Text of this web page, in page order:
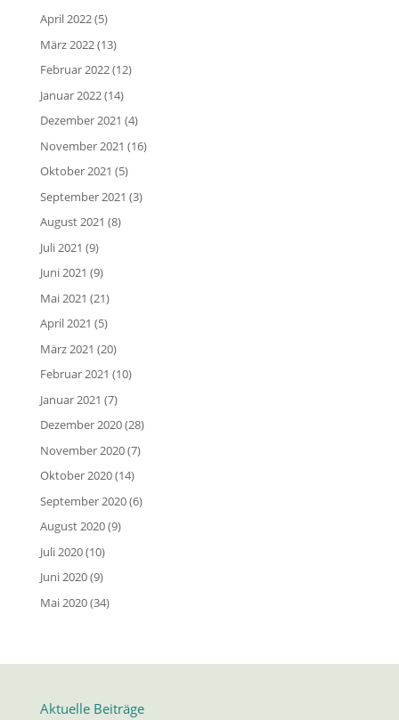
April 2022(5)
März 2022(13)
Februar 2022(12)
Januar 2022(14)
Dezember 2021 (4)
November 2021 (16)
Oktober 2021 (5)
September 2021 (3)
August 2021 (8)
Juli 2021 (9)
Juni 2021 (9)
Mai 2021 (21)
April 2021 (5)
März 2021 (20)
Februar 2021 (10)
Januar 2021 (7)
Dezember 2020(28)
November 2020(7)
Oktober 2020(14)
September 2020(6)
August 2020(9)
Juli 2020(10)
Juni 2020(9)
Mai 2020(34)
Aktuelle Beiträge